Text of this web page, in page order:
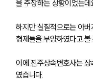
을 주장하는 상황이었는데
하지만 실질적으로는 아
형제들을 부양하였다고
이에 진주상속변호사는
였습니다.